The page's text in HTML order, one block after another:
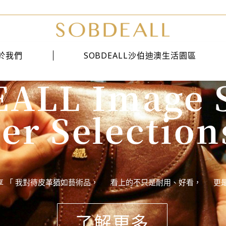
系列
系列
系列
我們 SOBDEALL沙伯迪澳生活園區
Image
「 我對待皮革猶如藝術品， 看上的不只是耐用、好看， 更